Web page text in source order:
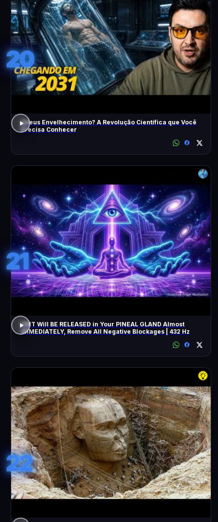
20
Adeus Envelhecimento? A Revolução Científica que Você
Precisa Conhecer
21
DMT Will BE RELEASED in Your PINEAL GLAND Almost
IMMEDIATELY, Remove All Negative Blockages | 432 Hz
22